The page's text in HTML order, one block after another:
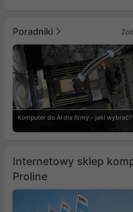
Poradniki
Komputer do AI dla firmy - jaki wybrać?
Internetowy sklep
Proline